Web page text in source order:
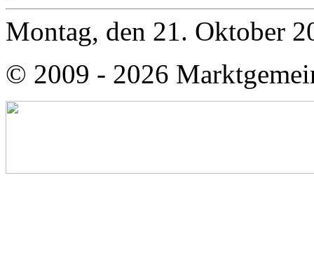
Montag, den 21. Oktober
© 2009 - 2026